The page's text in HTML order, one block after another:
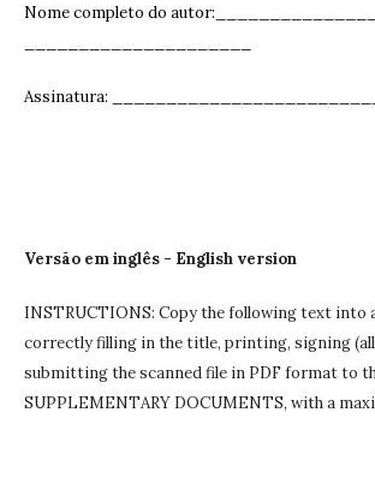
Nome completo do
Assinatura:
Versão em inglês - English version
INSTRUCTIONS: Copy the following text into
correctly filling in the title, printing, signing
submitting the scanned file in PDF format to
SUPPLEMENTARY DOCUMENTS, with a